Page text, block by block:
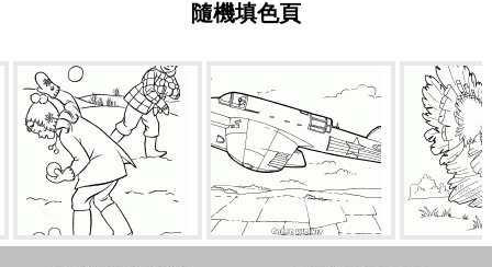
隨機填色頁
我最喜歡冬天的樂趣 R-12高速偵察機 土